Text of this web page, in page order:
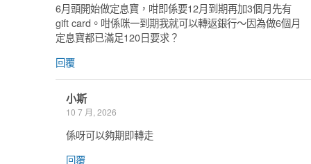
6月頭開始做定息寶，咁即係要12月到期再加3個月先有
gift card。咁係咪一到期我就可以轉返銀行～因為做6個月
定息寶都已滿足120日要求？
回覆
小斯
10 7 月, 2026
係呀可以夠期即轉走
回覆